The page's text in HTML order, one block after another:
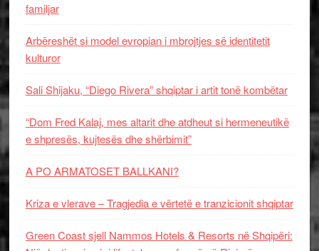
familjar
Arbëreshët si model evropian i mbrojtjes së identitetit
kulturor
Sali Shijaku, “Diego Rivera” shqiptar i artit tonë kombëtar
“Dom Fred Kalaj, mes altarit dhe atdheut si hermeneutikë
e shpresës, kujtesës dhe shërbimit”
A PO ARMATOSET BALLKANI?
Kriza e vlerave – Tragjedia e vërtetë e tranzicionit shqiptar
Green Coast sjell Nammos Hotels & Resorts në Shqipëri: